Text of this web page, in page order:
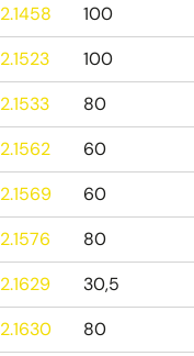
100
100
80
60
60
80
30,5
80